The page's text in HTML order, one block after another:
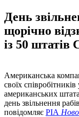
День
щорічно
із 50
Американська
своїх
американських
день звільнення
повідомляє РІА